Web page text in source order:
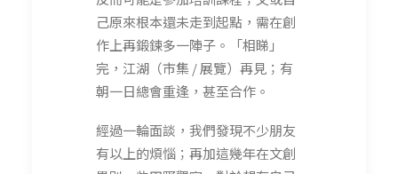
己原來根本還未走到起點，需在創
作上再鍛鍊多一陣子。「相睇」
完，江湖（市集 / 展覽）再見；有
朝一日總會重逢，甚至合作。
經過一輪面談，我們發現不少朋友
有以上的煩惱；再加這幾年在文創